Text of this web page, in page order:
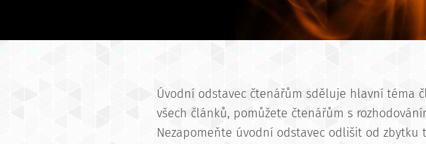
Úvodní odstavec čtenářům sděluje hlavní téma
všech článků, pomůžete čtenářům s
Nezapomeňte úvodní odstavec odlišit od